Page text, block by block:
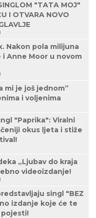
"TATA MOJ"
I OTVARA NOVO
Nakon pola milijuna
Anne Moor u novom
mi je još jednom”
i voljenima
"Paprika": Viralni
okus ljeta i stiže
„Ljubav do kraja
videoizdanje!
singl "BEZ
izdanje koje će te